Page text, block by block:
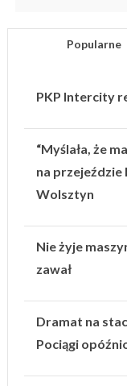
Popularne
PKP Intercity
“Myślała, że
na przejeździe
Wolsztyn
Nie żyje
zawał
Dramat na
Pociągi